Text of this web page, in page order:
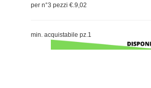
per n°3 pezzi €.9,02
min. acquistabile pz.1